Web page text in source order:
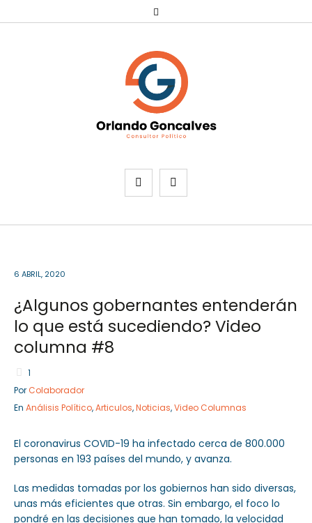
Sector Público
6 ABRIL, 2020
¿Algunos gobernantes entenderán
lo que está sucediendo? Video
columna #8
1
Por Colaborador
En Análisis Político,Articulos,Noticias,Video Columnas
El coronavirus COVID-19 ha infectado cerca de 800.000
personas en 193 países del mundo, y avanza.
Las medidas tomadas por los gobiernos han sido diversas,
unas más eficientes que otras. Sin embargo, el foco lo
pondré en las decisiones que han tomado, la velocidad